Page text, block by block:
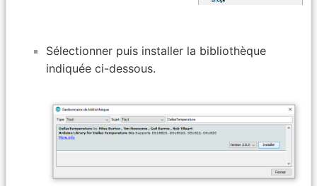
Sélectionner puis installer la bibliothèque
indiquée ci-dessous.